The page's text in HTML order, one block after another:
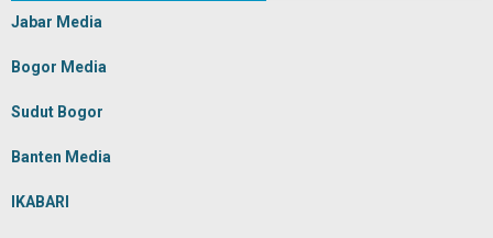
Jabar Media
Bogor Media
Sudut Bogor
Banten Media
IKABARI